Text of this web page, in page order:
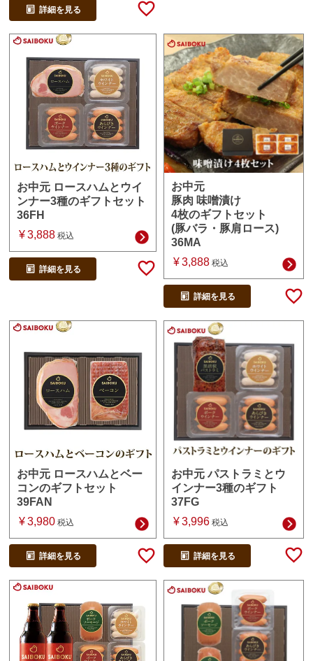
詳細を見る
お中元 ロースハムとウイ
ンナー3種のギフトセット
36FH
¥ 3,888 税込
詳細を見る
お中元
豚肉 味噌漬け
4枚のギフトセット
(豚バラ・豚肩ロース)
36MA
¥3,888 税込
詳細を見る
お中元 ロースハムとベー
コンのギフトセット
39FAN
¥ 3,980 税込
詳細を見る
お中元 パストラミとウ
インナー3種のギフト
37FG
¥3,996 税込
詳細を見る